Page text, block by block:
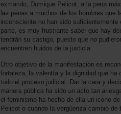
exmarido, Domique Pelicot, a la pena
las penas a muchos de los hombres que
inconsciente no han sido
parte, es muy frustrante saber que hay
tendrán su castigo, puesto que no
encuentren huidos de la justicia.
Otro objetivo de la manifestación es
fortaleza, la valentía y la dignidad que ha
todo el proceso judicial. Dar la cara y
manera pública ha sido un acto tan
el feminismo ha hecho de ella un icono
Pelicot o cuando la vergüenza cambió de